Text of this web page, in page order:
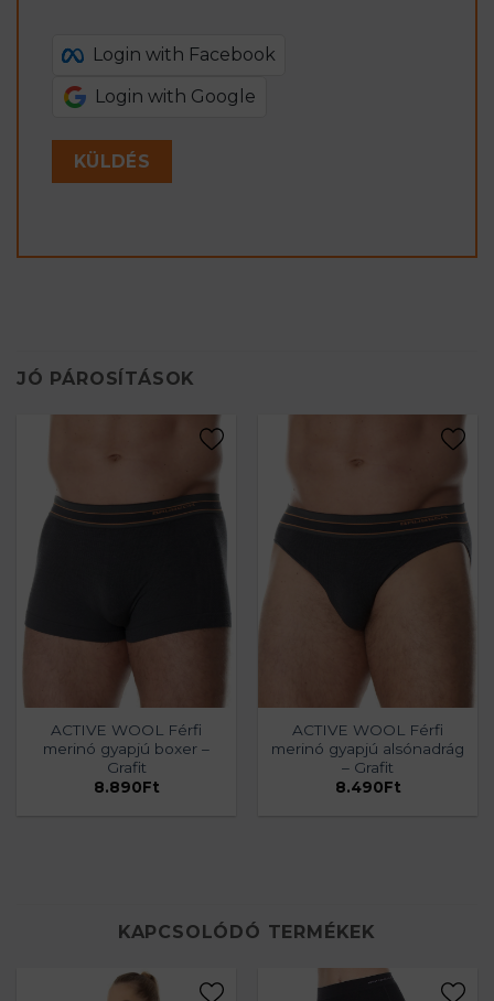
Login with Facebook
Login with Google
JÓ PÁROSÍTÁSOK
ACTIVE WOOL Férfi
merinó gyapjú boxer –
Grafit
8.890Ft
ACTIVE WOOL Férfi
merinó gyapjú alsónadrág
– Grafit
8.490Ft
KAPCSOLÓDÓ TERMÉKEK